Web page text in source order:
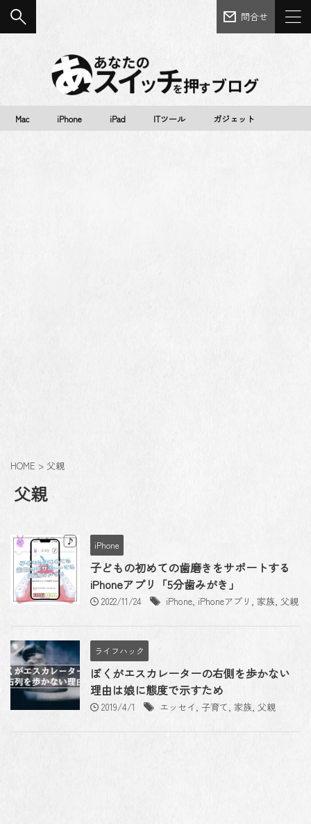
問合せ
Mac iPhone iPad ITツール ガジェット
HOME > 父親
父親
iPhone
子どもの初めての歯磨きをサポートする
iPhoneアプリ「5分歯みがき」
2022/11/24 iPhone, iPhoneアプリ , 家族, 父親
ライフハック
ぼくがエスカレーターの右側を歩かない
理由は娘に態度で示すため
2019/4/1 エッセイ, 子育て, 家族, 父親